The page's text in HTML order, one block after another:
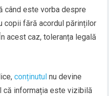
când este vorba despre
copii fără acordul părinților
acest caz, toleranța legală
conținutul nu devine
că informația este vizibilă